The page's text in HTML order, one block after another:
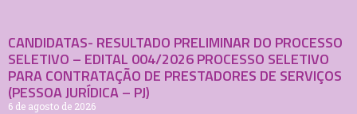
CANDIDATAS- RESULTADO PRELIMINAR DO PROCESSO
SELETIVO – EDITAL 004/2026 PROCESSO SELETIVO
PARA CONTRATAÇÃO DE PRESTADORES DE SERVIÇOS
(PESSOA JURÍDICA – PJ)
6 de agosto de 2026